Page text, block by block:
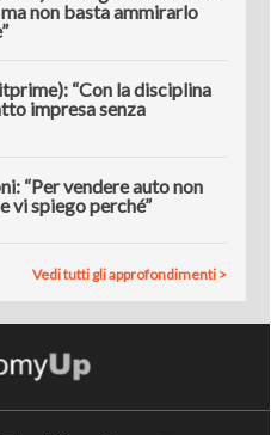
non basta ammirarlo
“Con la disciplina
impresa senza
“Per vendere auto non
vi spiego perché”
Vedi tutti gli approfondimenti >